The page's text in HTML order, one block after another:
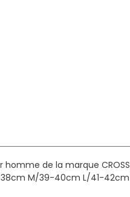
de la marque
M/39-40cm L/41-